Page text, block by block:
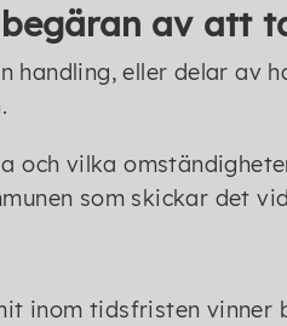
av att
handling, eller delar av
och vilka
som skickar det
inom tidsfristen